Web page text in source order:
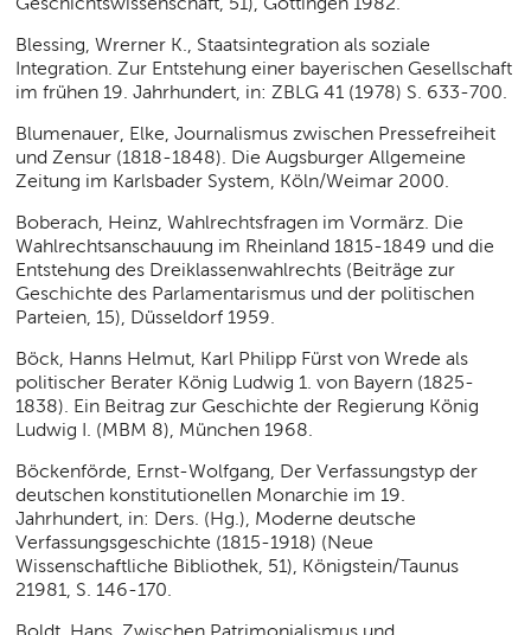
Blessing, Wrerner K., Staatsintegration als soziale
Integration. Zur Entstehung einer bayerischen Gesellschaft
im frühen 19. Jahrhundert, in: ZBLG 41 (1978) S. 633-700.
Blumenauer, Elke, Journalismus zwischen Pressefreiheit
und Zensur (1818-1848). Die Augsburger Allgemeine
Zeitung im Karlsbader System, Köln/Weimar 2000.
Boberach, Heinz, Wahlrechtsfragen im Vormärz. Die
Wahlrechtsanschauung im Rheinland 1815-1849 und die
Entstehung des Dreiklassenwahlrechts (Beiträge zur
Geschichte des Parlamentarismus und der politischen
Parteien, 15), Düsseldorf 1959.
Böck, Hanns Helmut, Karl Philipp Fürst von Wrede als
politischer Berater König Ludwig 1. von Bayern (1825-
1838). Ein Beitrag zur Geschichte der Regierung König
Ludwig I. (MBM 8), München 1968.
Böckenförde, Ernst-Wolfgang, Der Verfassungstyp der
deutschen konstitutionellen Monarchie im 19.
Jahrhundert, in: Ders. (Hg.), Moderne deutsche
Verfassungsgeschichte (1815-1918) (Neue
Wissenschaftliche Bibliothek, 51), Königstein/Taunus
21981, S. 146-170.
Boldt, Hans, Zwischen Patrimonialismus und